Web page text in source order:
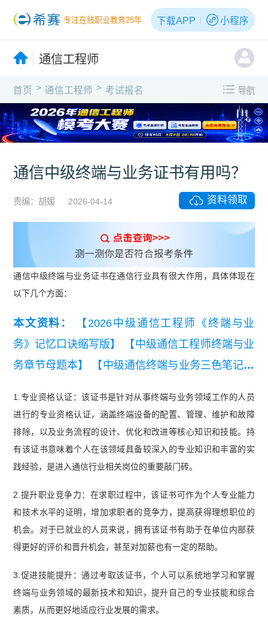
专注在线职业教育25年 下载APP 小程序
通信工程师
首页 > 通信工程师 > 考试报名 导航
通信中级终端与业务证书有用吗？
责编：胡媛 2026-04-14 资料领取
通信中级终端与业务证书在通信行业具有很大作用，具体体现在
以下几个方面：
本文资料：
【2026中级通信工程师《终端与业
务》记忆口诀缩写版】
【中级通信工程师终端与业
务章节母题本】
【中级通信终端与业务三色笔记】
版）】 【中级通信工程师终端与业务历年真题汇
总】
【2026年中级通信工程师终端与业务知识点
集锦】 【2026年中级通信工程师综合能力知识点
集锦】 【2025年中级通信工程师终端与业务填空
版背诵本】 【中级通信工程师综合能力冲刺知识
点】
1.专业资格认证：该证书是针对从事终端与业务领域工作的人员
进行的专业资格认证，涵盖终端设备的配置、管理、维护和故障
排除，以及业务流程的设计、优化和改进等核心知识和技能。持
有该证书意味着个人在该领域具备较深入的专业知识和丰富的实
践经验，是进入通信行业相关岗位的重要敲门砖。
2.提升职业竞争力：在求职过程中，该证书可作为个人专业能力
和技术水平的证明，增加求职者的竞争力，提高获得理想职位的
机会。对于已就业的人员来说，拥有该证书有助于在单位内部获
得更好的评价和晋升机会，甚至对加薪也有一定的帮助。
3.促进技能提升：通过考取该证书，个人可以系统地学习和掌握
终端与业务领域的最新技术和知识，提升自己的专业技能和综合
素质，从而更好地适应行业发展的需求。